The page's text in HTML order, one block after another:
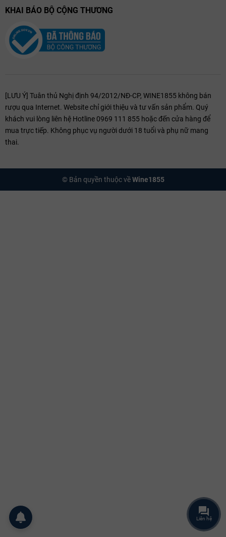
KHAI BÁO BỘ CỘNG THƯƠNG
[LƯU Ý] Tuân thủ Nghị định 94/2012/NĐ-CP, WINE1855 không bán
rượu qua Internet. Website chỉ giới thiệu và tư vấn sản phẩm. Quý
khách vui lòng liên hệ Hotline 0969 111 855 hoặc đến cửa hàng để
mua trực tiếp. Không phục vụ người dưới 18 tuổi và phụ nữ mang
thai.
© Bản quyền thuộc vềWine1855
Liên hệ